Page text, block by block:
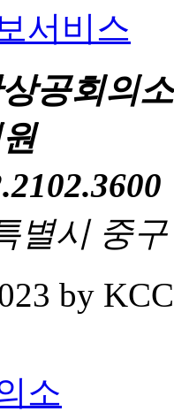
서비스
공회의소
별시 중
by
소